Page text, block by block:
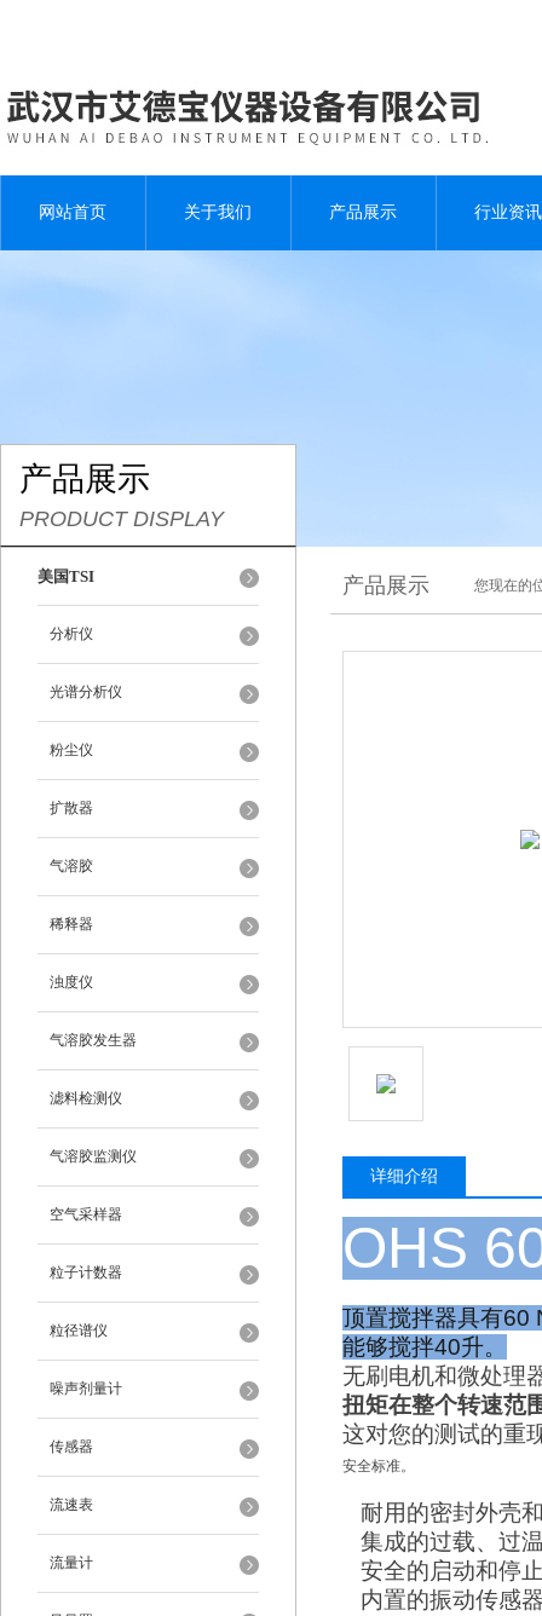
网站首页 关于我们 产品展示 行业资讯
产品展示
PRODUCT DISPLAY
美国TSI
分析仪
光谱分析仪
粉尘仪
扩散器
气溶胶
稀释器
浊度仪
气溶胶发生器
滤料检测仪
气溶胶监测仪
空气采样器
粒子计数器
粒径谱仪
噪声剂量计
传感器
流速表
流量计
产品展示 您现在的
详细介绍
OHS
顶置搅拌器具有60
能够搅拌40升。
无刷电机和微处理
扭矩在整个转速范
这对您的测试的重
安全标准。
耐用的密封外壳
集成的过载、过
安全的启动和停
内置的振动传感